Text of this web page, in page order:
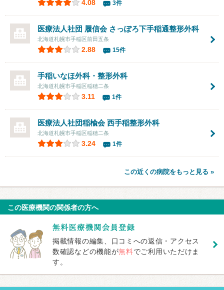
4.08 3件
医療法人社団 履信会 さっぽろ下手稲通整形外科
北海道札幌市手稲区前田五条
2.88 15件
手稲いなほ外科・整形外科
北海道札幌市手稲区稲穂二条
3.11 1件
医療法人社団稲楡会西手稲整形外科
北海道札幌市手稲区稲穂二条
3.24 1件
この近くの病院をもっと見る »
この医療機関の関係者の方へ
掲載情報の編集、口コミへの返信・アクセス
数確認などの機能が無料でご利用いただけま
す。